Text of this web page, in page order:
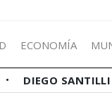
ECONOMÍA
DIEGO SANTILLI